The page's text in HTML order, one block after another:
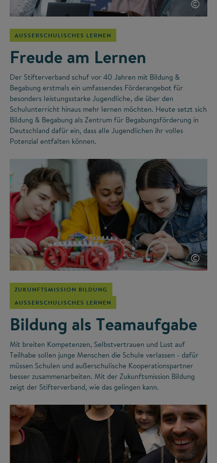
©
AUSSERSCHULISCHES LERNEN
Freude am Lernen
Der Stifterverband schuf vor 40 Jahren mit Bildung &
Begabung erstmals ein umfassendes Förderangebot für
besonders leistungsstarke Jugendliche, die über den
Schulunterricht hinaus mehr lernen möchten. Heute setzt sich
Bildung & Begabung als Zentrum für Begabungsförderung in
Deutschland dafür ein, dass alle Jugendlichen ihr volles
Potenzial entfalten können.
©
ZUKUNFTSMISSION BILDUNG
AUSSERSCHULISCHES LERNEN
Bildung als Teamaufgabe
Mit breiten Kompetenzen, Selbstvertrauen und Lust auf
Teilhabe sollen junge Menschen die Schule verlassen - dafür
müssen Schulen und außerschulische Kooperationspartner
besser zusammenarbeiten. Mit der Zukunftsmission Bildung
zeigt der Stifterverband, wie das gelingen kann.